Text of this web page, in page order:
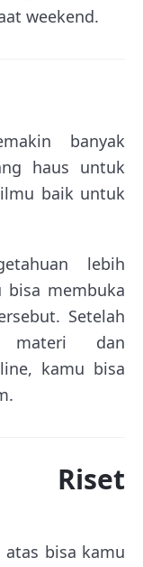
weekend.
banyak
haus untuk
baik untuk
lebih
membuka
Setelah
materi dan
kamu bisa
Riset
bisa kamu